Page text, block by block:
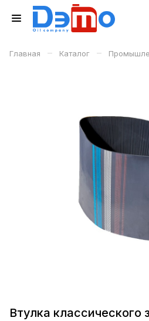
Главная – Каталог –
Втулка классического